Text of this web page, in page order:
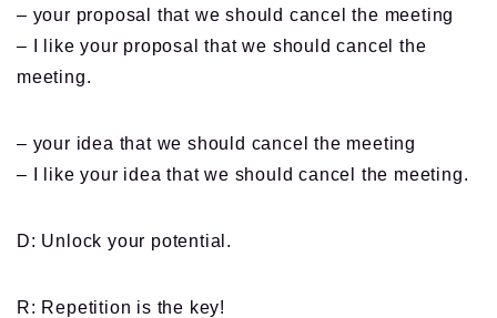
– your proposal that we should cancel the meeting
– I like your proposal that we should cancel the
meeting.
– your idea that we should cancel the meeting
– I like your idea that we should cancel the meeting.
D: Unlock your potential.
R: Repetition is the key!